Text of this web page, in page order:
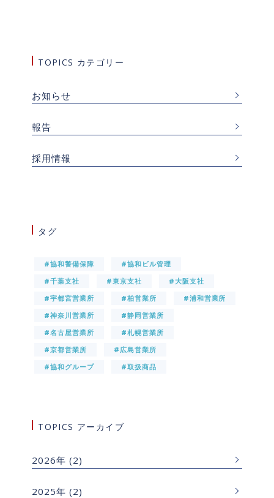
TOPICS カテゴリー
お知らせ
報告
採用情報
タグ
#協和警備保障
#協和ビル管理
#千葉支社
#東京支社
#大阪支社
#宇都宮営業所
#柏営業所
#浦和営業所
#神奈川営業所
#静岡営業所
#名古屋営業所
#札幌営業所
#京都営業所
#広島営業所
#協和グループ
#取扱商品
TOPICS アーカイブ
2026年 (2)
2025年 (2)